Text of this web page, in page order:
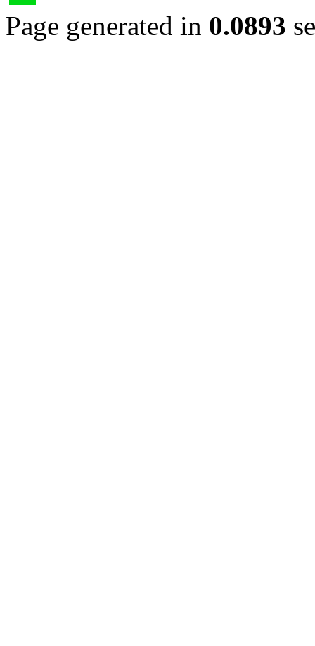
Page generated in 0.0893